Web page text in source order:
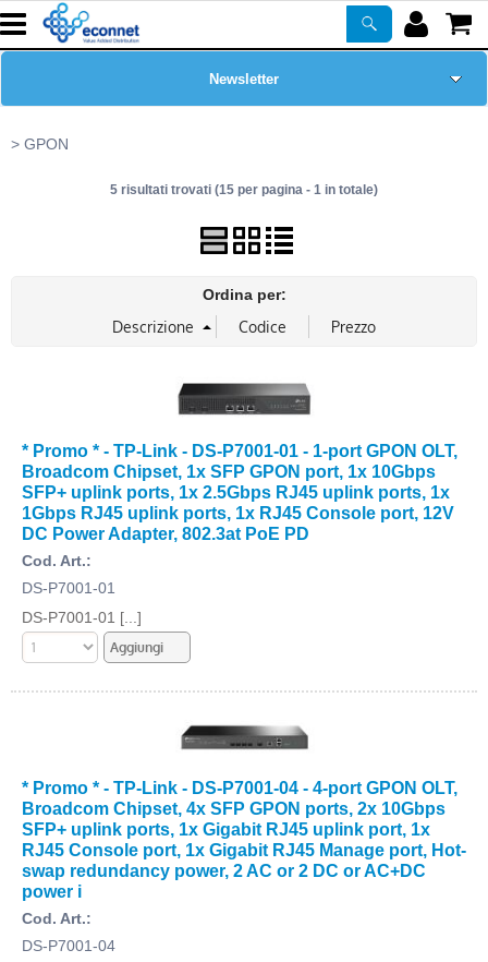
Chi siamo
Prodotti
Corsi
Newsletter
PROMO ATTIVE
GPON
5 risultati trovati (15 per pagina - 1 in totale)
Ordina per:
* Promo * - TP-Link - DS-P7001-01 - 1-port GPON OLT,
Broadcom Chipset, 1x SFP GPON port, 1x 10Gbps
SFP+ uplink ports, 1x 2.5Gbps RJ45 uplink ports, 1x
1Gbps RJ45 uplink ports, 1x RJ45 Console port, 12V
DC Power Adapter, 802.3at PoE PD
Cod. Art.:
DS-P7001-01
DS-P7001-01 [...]
* Promo * - TP-Link - DS-P7001-04 - 4-port GPON OLT,
Broadcom Chipset, 4x SFP GPON ports, 2x 10Gbps
SFP+ uplink ports, 1x Gigabit RJ45 uplink port, 1x
RJ45 Console port, 1x Gigabit RJ45 Manage port, Hot-
swap redundancy power, 2 AC or 2 DC or AC+DC
power i
Cod. Art.:
DS-P7001-04